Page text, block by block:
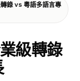
錄 vs 粵語多語言專
級轉錄